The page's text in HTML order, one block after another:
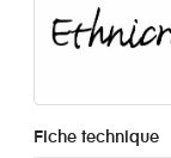
Fiche technique